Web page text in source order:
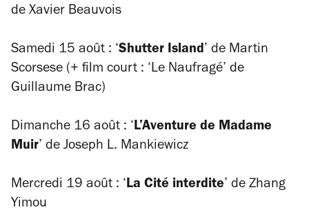
de Xavier Beauvois
Samedi 15 août : ‘Shutter Island’ de Martin
Scorsese (+ film court : ‘Le Naufragé’ de
Guillaume Brac)
Dimanche 16 août : ‘L’Aventure de Madame
Muir’ de Joseph L. Mankiewicz
Mercredi 19 août : ‘La Cité interdite’ de Zhang
Yimou